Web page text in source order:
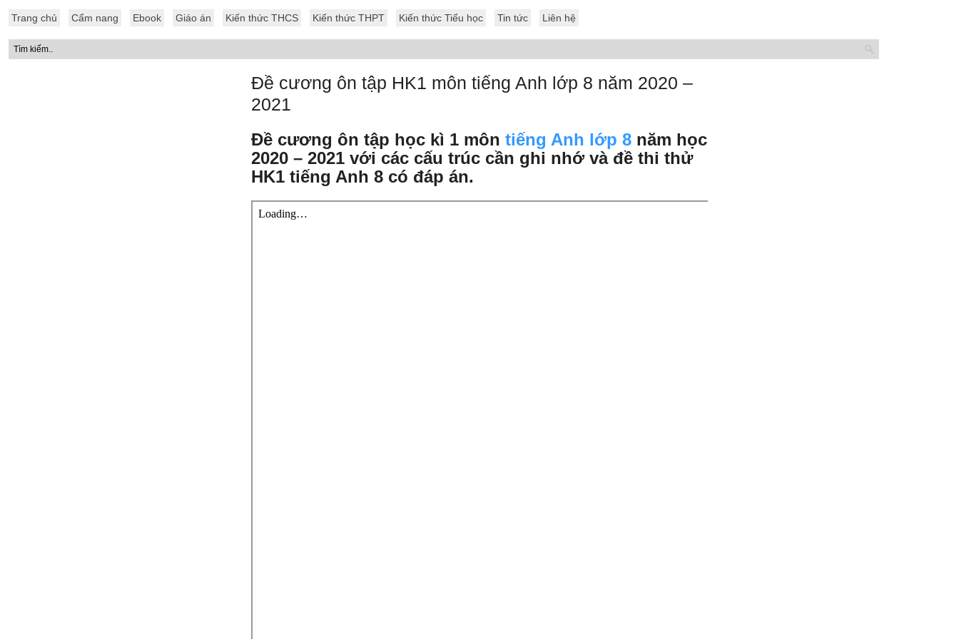
Trang chủ Cẩm nang Ebook Giáo án Kiến thức THCS Kiến thức THPT Kiến thức Tiểu học Tin tức Liên hệ
Đề cương ôn tập HK1 môn tiếng Anh lớp 8 năm 2020 –
2021
Đề cương ôn tập học kì 1 môn tiếng Anh lớp 8 năm học
2020 – 2021 với các cấu trúc cần ghi nhớ và đề thi thử
HK1 tiếng Anh 8 có đáp án.